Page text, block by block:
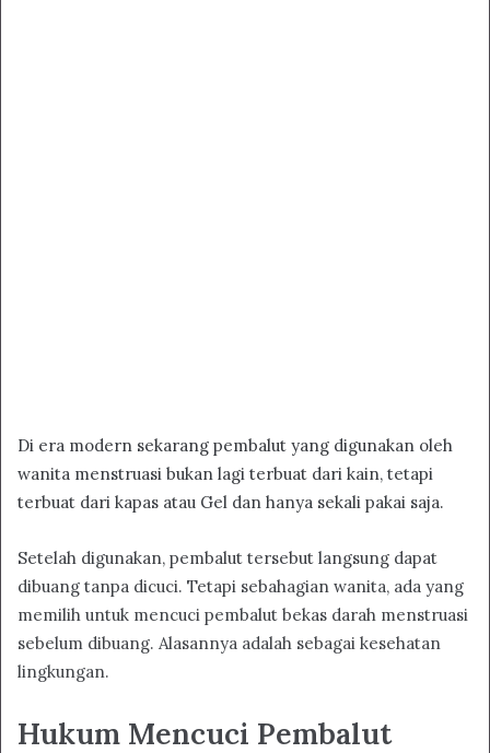
Di era modern sekarang pembalut yang digunakan oleh
wanita menstruasi bukan lagi terbuat dari kain, tetapi
terbuat dari kapas atau Gel dan hanya sekali pakai saja.
Setelah digunakan, pembalut tersebut langsung dapat
dibuang tanpa dicuci. Tetapi sebahagian wanita, ada yang
memilih untuk mencuci pembalut bekas darah menstruasi
sebelum dibuang. Alasannya adalah sebagai kesehatan
lingkungan.
Hukum Mencuci Pembalut